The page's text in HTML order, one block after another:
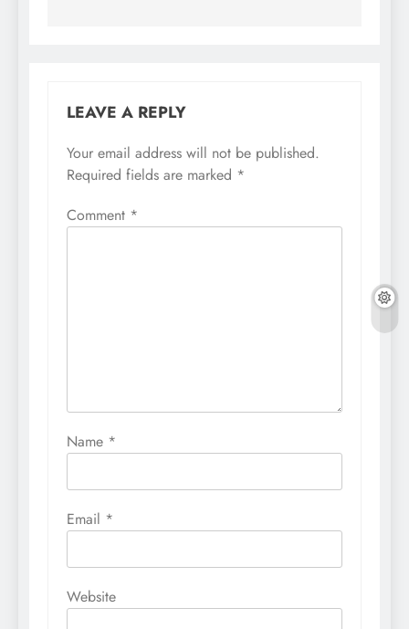
LEAVE A REPLY
Your email address will not be published.
Required fields are marked *
Comment *
Name *
Email *
Website